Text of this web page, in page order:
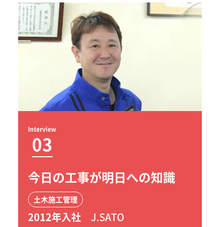
Interview
03
今日の工事が明日への知識
土木施工管理
2012年入社 J.SATO